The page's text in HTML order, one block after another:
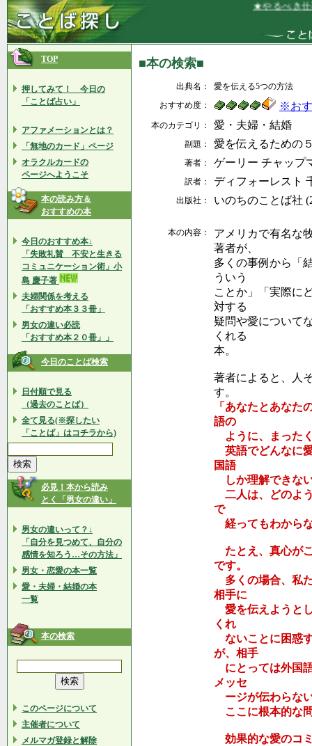
★やるべき仕事
TOP
押してみて！ 今日の
「ことば占い」
アファメーションとは？
「無地のカード」ページ
オラクルカードの
ページへようこそ
本の読み方＆
おすすめの本
今日のおすすめ本↓
「失敗礼賛 不安と生きる
コミュニケーション術」小
島 慶子著
夫婦関係を考える
「おすすめ本３３冊」
男女の違い必読
「おすすめ本２０冊」」
今日のことば検索
日付順で見る
（過去のことば）
全て見る(※探したい
「ことば」はコチラから)
必見！本から読み
とく「男女の違い」
男女の違いって？↓
「自分を見つめて、自分の
感情を知ろう…その方法」
男女・恋愛の本一覧
愛・夫婦・結婚の本
一覧
本の検索
このページについて
主催者について
メルマガ登録と解除
■本の検索■
出典名：
愛を伝える5つの方法
おすすめ度：
※お
本のカテゴリ： 愛・夫婦・結婚
副題： 愛を伝えるための
著者： ゲーリー チャップ
訳者： ディフォーレスト
出版社： いのちのことば社
本の内容：
アメリカで有名な
著者が、
多くの事例から「
ういう
ことか」「実際に
対する
疑問や愛について
くれる
本。
著者によると、人
す。
「あなたとあなた
語の
ように、まった
英語でどんなに
国語
しか理解できな
二人は、どのよ
で
経ってもわから
たとえ、真心が
です。
多くの場合、私
相手に
愛を伝えようと
くれ
ないことに困惑
が、相手
にとっては外国
メッセ
ージが伝わらな
ここに根本的な
効果的な愛のコ